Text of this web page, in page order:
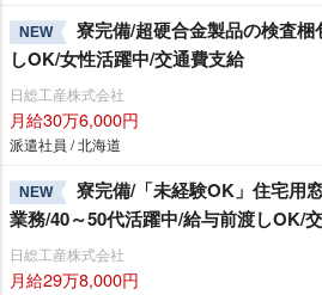
NEW
寮完備/超硬合金製品の検査
しOK/女性活躍中/交通費支給
日総工産株式会社
月給30万6,000円
派遣社員 / 北海道
NEW
寮完備/「未経験OK」住宅用
業務/40～50代活躍中/給与前渡しOK/
日総工産株式会社
月給29万8,000円